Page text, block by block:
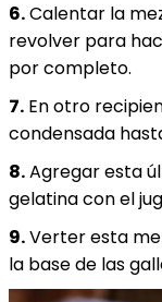
6.Calentar la
revolver para
por completo.
7. En otro
condensada
8.Agregar esta
gelatina con el
9.Verter esta
la base de las